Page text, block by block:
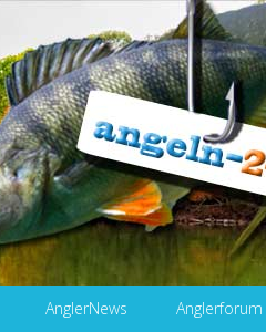
AnglerNews Anglerforum